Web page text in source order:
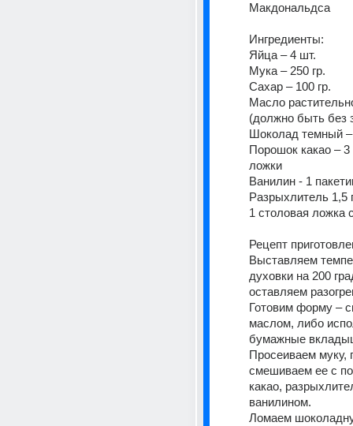
Макдональдса
Ингредиенты:
Яйца – 4 шт.
Мука – 250 гр.
Сахар – 100 гр.
Масло
(должно быть без
Шоколад темный –
Порошок какао –
ложки
Ванилин - 1
Разрыхлитель 1,5
1 столовая ложка
Рецепт
Выставляем
духовки на 200
оставляем
Готовим форму –
маслом, либо
бумажные
Просеиваем муку,
смешиваем ее с
какао,
ванилином.
Ломаем